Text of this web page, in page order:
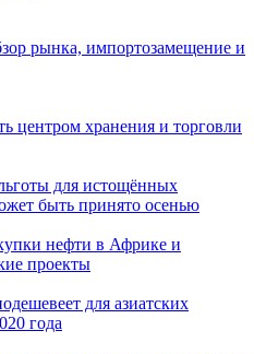
рынка, импортозамещение и
центром хранения и торговли
для истощённых
быть принято осенью
нефти в Африке и
проекты
для азиатских
года